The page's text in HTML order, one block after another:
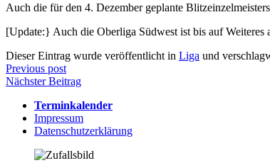
Auch die für den 4. Dezember geplante
[Update:} Auch die Oberliga Südwest ist bis auf Weiteres
Dieser Eintrag wurde veröffentlicht in Liga und
Beitragsnavigation
Previous post
Nächster Beitrag
Terminkalender
Impressum
Datenschutzerklärung